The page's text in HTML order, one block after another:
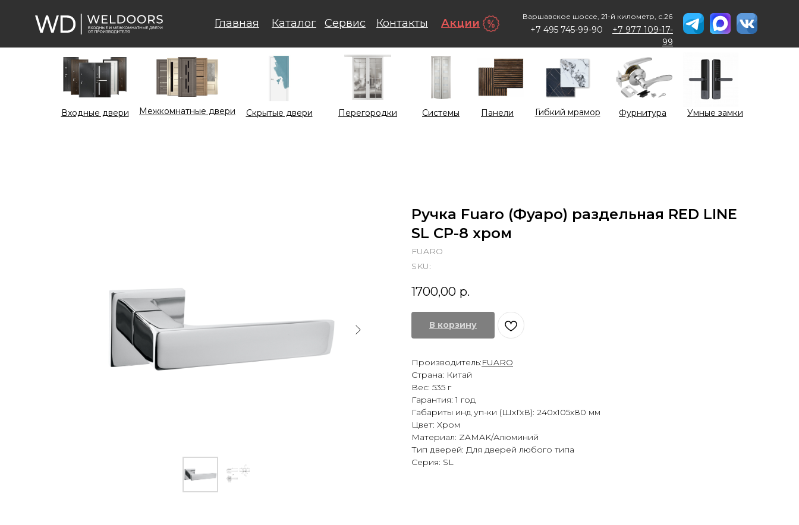
Каталог
Главная Контакты
Сервис Акции
+7 977 109-17-
99
Варшавское шоссе, 21-й километр, с.26
+7 495 745-99-90
Системы Умные замки
Фурнитура
Гибкий мрамор
Панели
Перегородки
Cкрытые двери
Входные двери Межкомнатные двери
Ручка Fuaro (Фуаро) раздельная RED LINE
SL CP-8 хром
FUARO
SKU:
1700,00 р.
В корзину
Производитель:FUARO
Страна: Китай
Вес: 535 г
Гарантия: 1 год
Габариты инд уп-ки (ШхГхВ): 240x105x80 мм
Цвет: Хром
Материал: ZAMAK/Алюминий
Тип дверей: Для дверей любого типа
Серия: SL